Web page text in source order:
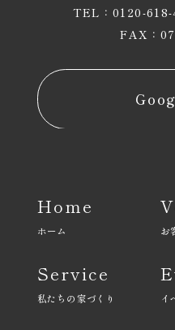
TEL：0120-
FAX：
Home
ホーム
Service
私たちの家づくり
お
イ